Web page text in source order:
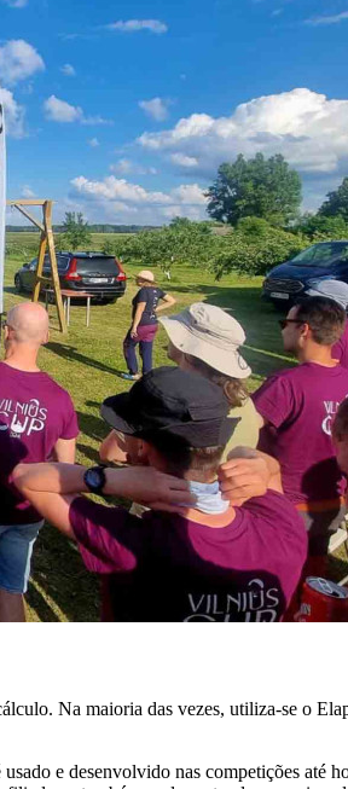
Na maioria das vezes, utiliza-se o
e desenvolvido nas competições até